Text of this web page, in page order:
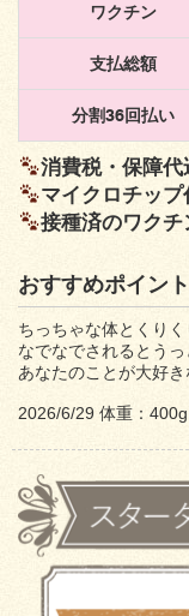
ワクチン
支払総額
分割36回払い
消費税・保障代
マイクロチップ
接種済のワク
おすすめポイント
ちっちゃな体とくり
なでなでされるとう
あなたのことが大好
2026/6/29 体重：400g